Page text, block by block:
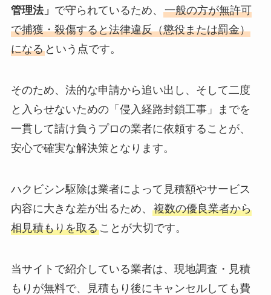
管理法」 で守られているため、 一般の方が無許可
で捕獲・殺傷すると法律違反（懲役または罰金）
になるという点です。
そのため、法的な申請から追い出し、そして二度
と入らせないための「侵入経路封鎖工事」までを
一貫して請け負うプロの業者に依頼することが、
安心で確実な解決策となります。
ハクビシン駆除は業者によって見積額やサービス
内容に大きな差が出るため、 複数の優良業者から
相見積もりを取ることが大切です。
当サイトで紹介している業者は、現地調査・見積
もりが無料で、見積もり後にキャンセルしても費